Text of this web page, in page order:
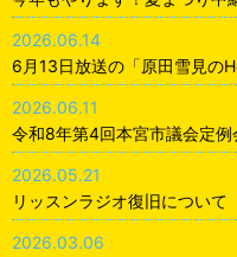
2026.06.14
6月13日放送の「原田雪見の
2026.06.11
令和8年第4回本宮市議会定
2026.05.21
リッスンラジオ復旧について
2026.03.06